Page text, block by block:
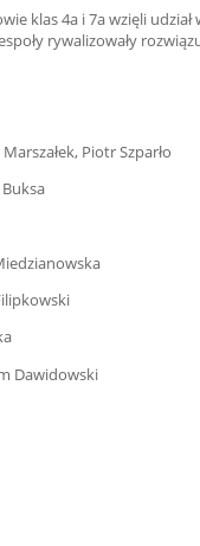
klas 4a i 7a wzięli
rywalizowały
Piotr Szparło
Dawidowski